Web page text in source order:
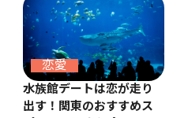
恋愛
水族館デートは恋が走り
出す！関東のおすすめス